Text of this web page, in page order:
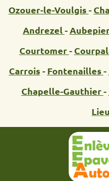
Ozouer-le-Voulgis -
Andrezel -
Courtomer-
Carrois - Fontenailles -
Chapelle-Gauthier-